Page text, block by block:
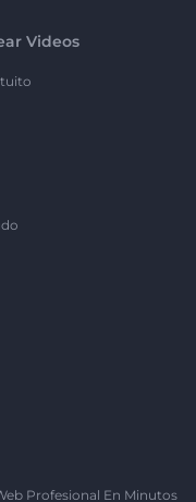
Videos
Profesional En Minutos